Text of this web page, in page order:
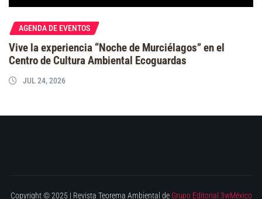
AGENDA DE EVENTOS
Vive la experiencia “Noche de Murciélagos” en el
Centro de Cultura Ambiental Ecoguardas
JUL 24, 2026
Copyright © 2025 | Revista Teorema Ambiental de Grupo Editorial 3wMéxico